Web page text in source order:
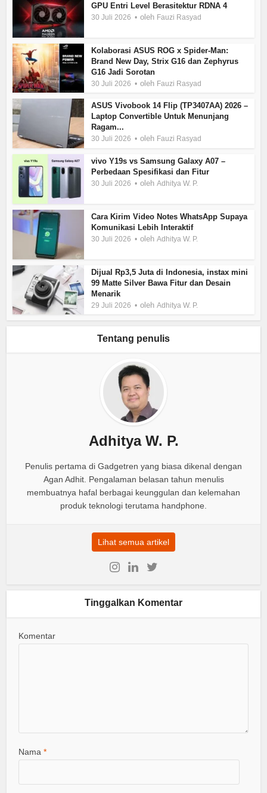
GPU Entri Level Berasitektur RDNA 4
30 Juli 2026 oleh Fauzi Rasyad
Kolaborasi ASUS ROG x Spider-Man:
Brand New Day, Strix G16 dan Zephyrus
G16 Jadi Sorotan
30 Juli 2026 oleh Fauzi Rasyad
ASUS Vivobook 14 Flip (TP3407AA) 2026 –
Laptop Convertible Untuk Menunjang
Ragam...
30 Juli 2026 oleh Fauzi Rasyad
vivo Y19s vs Samsung Galaxy A07 –
Perbedaan Spesifikasi dan Fitur
30 Juli 2026 olehAdhitya W. P.
Cara Kirim Video Notes WhatsApp Supaya
Komunikasi Lebih Interaktif
30 Juli 2026 olehAdhitya W. P.
Dijual Rp3,5 Juta di Indonesia, instax mini
99 Matte Silver Bawa Fitur dan Desain
Menarik
29 Juli 2026 olehAdhitya W. P.
Tentang penulis
Adhitya W. P.
Penulis pertama di Gadgetren yang biasa dikenal dengan
Agan Adhit. Pengalaman belasan tahun menulis
membuatnya hafal berbagai keunggulan dan kelemahan
produk teknologi terutama handphone.
Lihat semua artikel
Tinggalkan Komentar
Komentar
Nama*